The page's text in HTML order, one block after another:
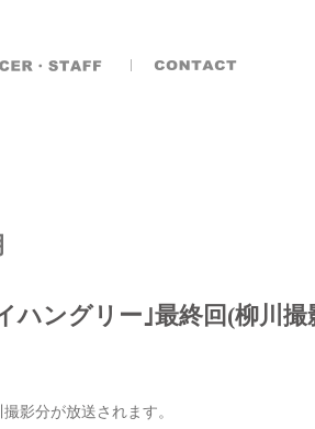
ハングリー｣最終回(柳川撮
影分が放送されます。